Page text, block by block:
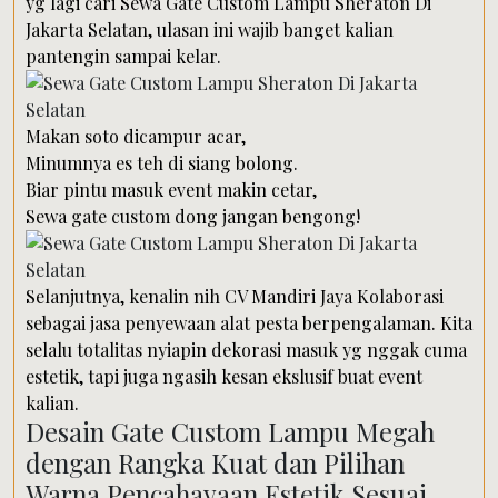
Jakarta Selatan, ulasan ini wajib banget kalian
pantengin sampai kelar.
Makan soto dicampur acar,
Minumnya es teh di siang bolong.
Biar pintu masuk event makin cetar,
Sewa gate custom dong jangan bengong!
Selanjutnya, kenalin nih CV Mandiri Jaya Kolaborasi
sebagai jasa penyewaan alat pesta berpengalaman. Kita
selalu totalitas nyiapin dekorasi masuk yg nggak cuma
estetik, tapi juga ngasih kesan ekslusif buat event
kalian.
Desain Gate Custom Lampu Megah
dengan Rangka Kuat dan Pilihan